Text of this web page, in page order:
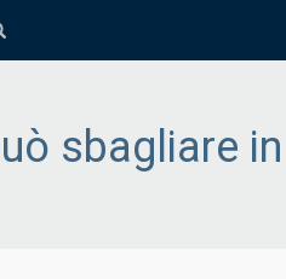
sbagliare